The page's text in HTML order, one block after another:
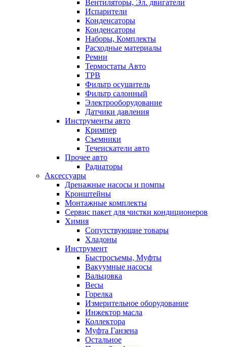
Вентиляторы, Эл. двигатели
Испарители
Конденсаторы
Конденсаторы
Наборы, Комплекты
Расходные материалы
Ремни
Термостаты Авто
ТРВ
Фильтр осушитель
Фильтр салонный
Электрооборудование
Датчики давления
Инструменты авто
Кримпер
Съемники
Течеискатели авто
Прочее авто
Радиаторы
Аксессуары
Дренажные насосы и помпы
Кронштейны
Монтажные комплекты
Сервис пакет для чистки кондиционеров
Химия
Сопутствующие товары
Хладоны
Инструмент
Быстросъемы, Муфты
Вакуумные насосы
Вальцовка
Весы
Горелка
Измерительное оборудование
Инжектор масла
Коллектора
Муфта Ганзена
Остальное